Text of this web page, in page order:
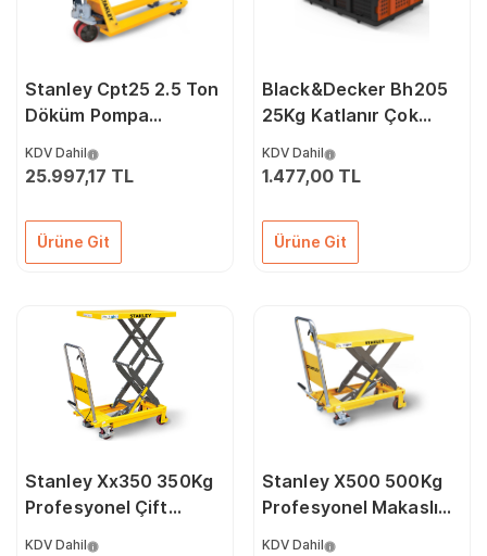
Stanley Cpt25 2.5 Ton
Döküm Pompa
Transpalet
KDV Dahil
25.997,17 TL
Ürüne Git
Black&Decker Bh205
25Kg Katlanır Çok
KDV Dahil
1.477,00 TL
Ürüne Git
Stanley Xx350 350Kg
Profesyonel Çift
KDV Dahil
Stanley X500 500Kg
Profesyonel Makaslı
KDV Dahil